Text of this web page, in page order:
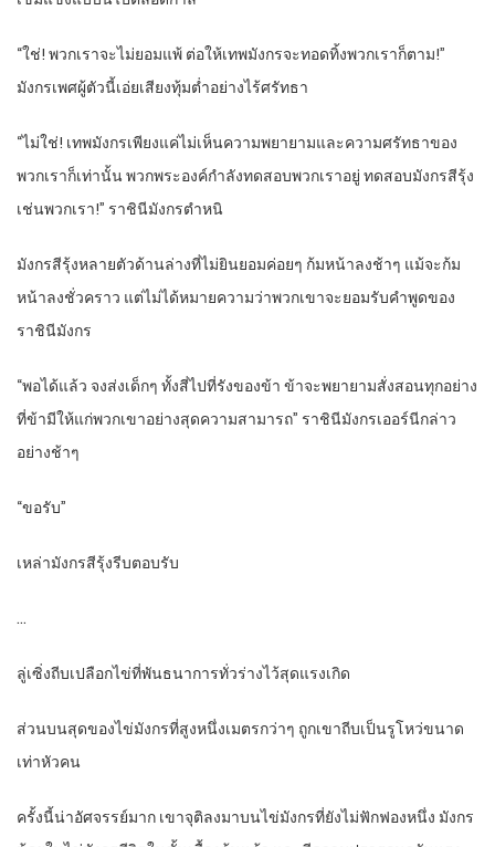
“ใช่! พวกเราจะไม่ยอมแพ้ ต่อให้เทพมังกรจะทอดทิ้งพวกเราก็ตาม!”
มังกรเพศผู้ตัวนี้เอ่ยเสียงทุ้มต่ำอย่างไร้ศรัทธา
“ไม่ใช่! เทพมังกรเพียงแค่ไม่เห็นความพยายามและความศรัทธาของ
พวกเราก็เท่านั้น พวกพระองค์กำลังทดสอบพวกเราอยู่ ทดสอบมังกรสีรุ้ง
เช่นพวกเรา!” ราชินีมังกรตำหนิ
มังกรสีรุ้งหลายตัวด้านล่างที่ไม่ยินยอมค่อยๆ ก้มหน้าลงช้าๆ แม้จะก้ม
หน้าลงชั่วคราว แต่ไม่ได้หมายความว่าพวกเขาจะยอมรับคำพูดของ
ราชินีมังกร
“พอได้แล้ว จงส่งเด็กๆ ทั้งสี่ไปที่รังของข้า ข้าจะพยายามสั่งสอนทุกอย่าง
ที่ข้ามีให้แก่พวกเขาอย่างสุดความสามารถ” ราชินีมังกรเออร์นีกล่าว
อย่างช้าๆ
“ขอรับ”
เหล่ามังกรสีรุ้งรีบตอบรับ
…
ลู่เซิ่งถีบเปลือกไข่ที่พันธนาการทั่วร่างไว้สุดแรงเกิด
ส่วนบนสุดของไข่มังกรที่สูงหนึ่งเมตรกว่าๆ ถูกเขาถีบเป็นรูโหว่ขนาด
เท่าหัวคน
ครั้งนี้น่าอัศจรรย์มาก เขาจุติลงมาบนไข่มังกรที่ยังไม่ฟักฟองหนึ่ง มังกร